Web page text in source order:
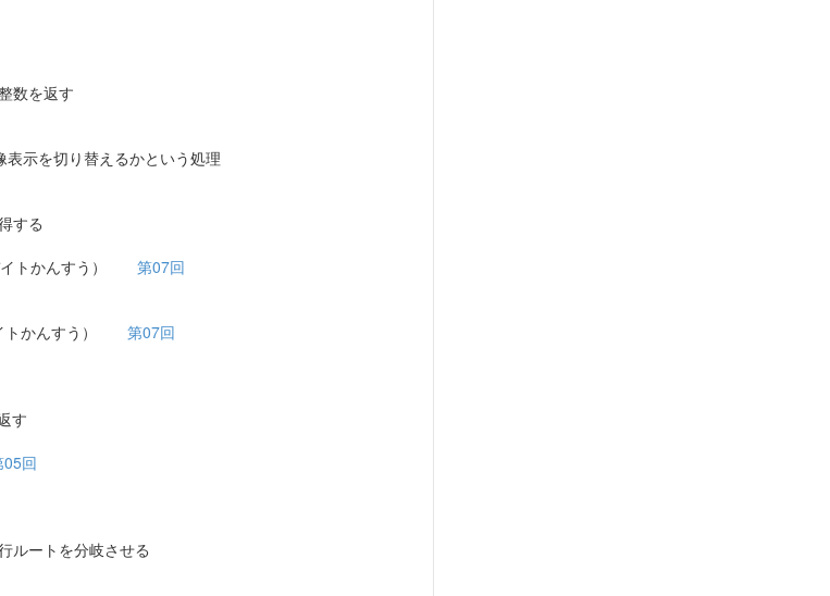
数を返す
示を切り替えるかという処理
する
イトかんすう） 第07回
トかんすう） 第07回
す
05回
ートを分岐させる